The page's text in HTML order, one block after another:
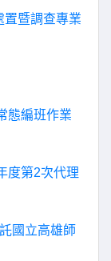
置暨調查專業
態編班作業
度第2次代理
國立高雄師